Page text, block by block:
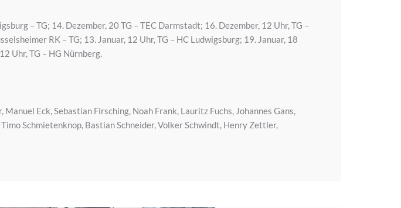
– TG; 14. Dezember, 20 TG – TEC Darmstadt; 16. Dezember, 12 Uhr, TG –
RK – TG; 13. Januar, 12 Uhr, TG – HC Ludwigsburg; 19. Januar, 18
Uhr, TG – HG Nürnberg.
Eck, Sebastian Firsching, Noah Frank, Lauritz Fuchs, Johannes Gans,
Schmietenknop, Bastian Schneider, Volker Schwindt, Henry Zettler,